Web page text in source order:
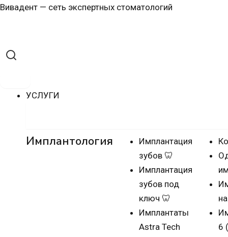
Перейти
Вивадент — сеть экспертных стоматологий
УСЛУГИ
Имплантология
Имплантация
зубов 🦷
Имплантация
зубов под
ключ 🦷
Имплантаты
Astra Tech
6
Навигация